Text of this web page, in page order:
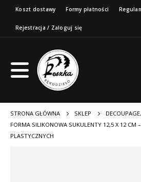
Koszt dostawy Formy płatności
Rejestracja / Zaloguj się
STRONA GŁÓWNA SKLEP DECOUPAGE,
FORMA SILIKONOWA SUKULENTY 12,5 X 12 CM
PLASTYCZNYCH